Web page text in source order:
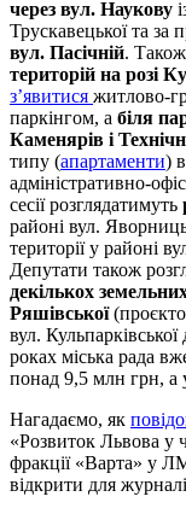
через вул. Наукову
Трускавецької та за
вул. Пасічній.
територій на розі
з’явитися житлово-
паркінгом, а біля
Каменярів і
типу (апартаменти)
адміністративно-
сесії розглядатимуть
районі вул.
території у районі
Депутати також
декількох
Ряшівської
вул.
роках міська рада
понад 9,5 млн грн, а
Нагадаємо, як
«Розвиток Львова у
фракції «Варта» у
відкрити для